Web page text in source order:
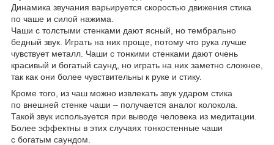
Динамика звучания варьируется скоростью движения стика
по чаше и силой нажима.
Чаши с толстыми стенками дают ясный, но тембрально
бедный звук. Играть на них проще, потому что рука лучше
чувствует металл. Чаши с тонкими стенками дают очень
красивый и богатый саунд, но играть на них заметно сложнее,
так как они более чувствительны к руке и стику.
Кроме того, из чаш можно извлекать звук ударом стика
по внешней стенке чаши – получается аналог колокола.
Такой звук используется при выводе человека из медитации.
Более эффектны в этих случаях тонкостенные чаши
с богатым саундом.